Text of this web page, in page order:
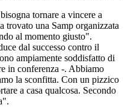
tornare a vincere a
una Samp organizzata
al momento giusto".
dal successo contro il
ampiamente soddisfatto di
in conferenza -. Abbiamo
la sconfitta. Con un pizzico
a casa qualcosa. Secondo